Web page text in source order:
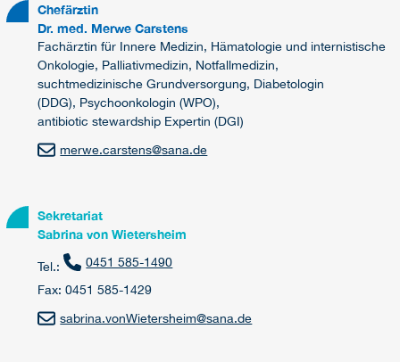
Chefärztin
Dr. med. Merwe Carstens
Fachärztin für Innere Medizin, Hämatologie und internistische
Onkologie, Palliativmedizin, Notfallmedizin,
suchtmedizinische Grundversorgung, Diabetologin
(DDG), Psychoonkologin (WPO),
antibiotic stewardship Expertin (DGI)
merwe.carstens@sana.de
Sekretariat
Sabrina von Wietersheim
Tel.:
0451 585-1490
Fax: 0451 585-1429
sabrina.vonWietersheim@sana.de